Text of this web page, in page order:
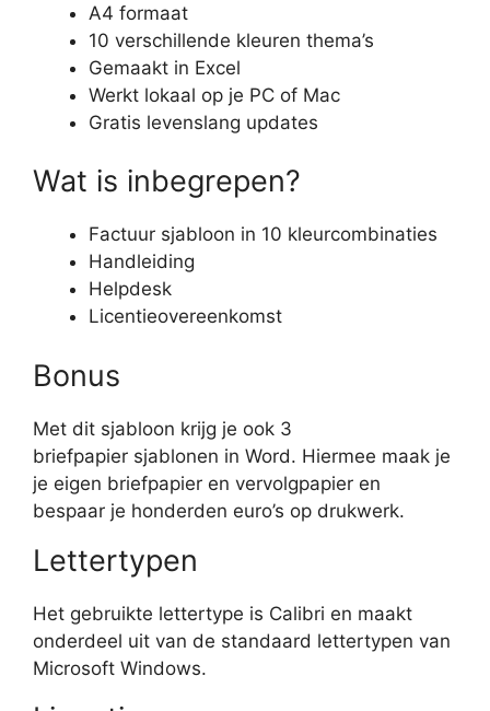
A4 formaat
10 verschillende kleuren thema’s
Gemaakt in Excel
Werkt lokaal op je PC of Mac
Gratis levenslang updates
Wat is inbegrepen?
Factuur sjabloon in 10 kleurcombinaties
Handleiding
Helpdesk
Licentieovereenkomst
Bonus
Met dit sjabloon krijg je ook 3
briefpapier sjablonen in Word. Hiermee maak je
je eigen briefpapier en vervolgpapier en
bespaar je honderden euro’s op drukwerk.
Lettertypen
Het gebruikte lettertype is Calibri en maakt
onderdeel uit van de standaard lettertypen van
Microsoft Windows.